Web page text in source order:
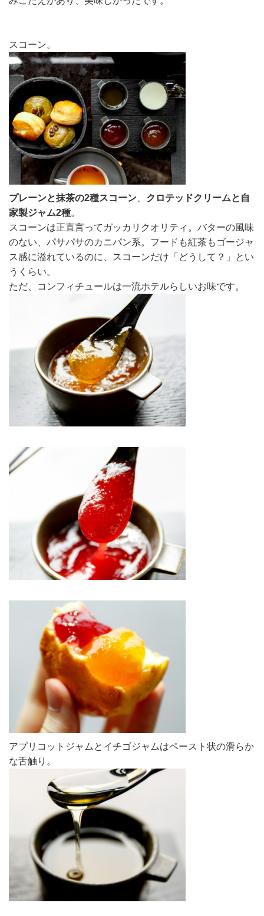
スコーン。
プレーンと抹茶の2種スコーン
クロテッドクリームと自
家製ジャム2種。
スコーンは正直言ってガッカリクオリティ。バターの風味
のない、パサパサのカニパン系。フードも紅茶もゴージャ
ス感に溢れているのに、スコーンだけ「どうして？」とい
うくらい。
ただ、コンフィチュールは一流ホテルらしいお味です。
アプリコットジャムとイチゴジャムはペースト状の滑らか
な舌触り。